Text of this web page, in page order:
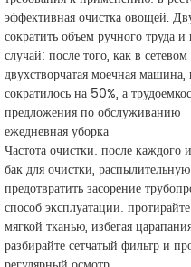
эффективная очистка овощей.
сократить объем ручного труда
случай: после того, как в
двухстворчатая моечная
сократилось на 50%, а
предложения по обслуживанию
ежедневная уборка
Частота очистки: после каждого
бак для очистки,
предотвратить засорение
способ эксплуатации:
мягкой тканью, избегая
разбирайте сетчатый фильтр и